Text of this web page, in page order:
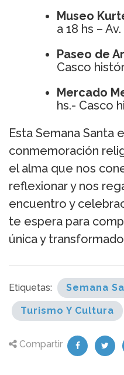
Museo
a 18 hs –
Paseo de
Casco
Mercado
hs.- Casco
Esta Semana Santa
conmemoración
el alma que nos
reflexionar y nos
encuentro y
te espera para
única y
Etiquetas: Semana
Turismo Y Cultura
Compartir